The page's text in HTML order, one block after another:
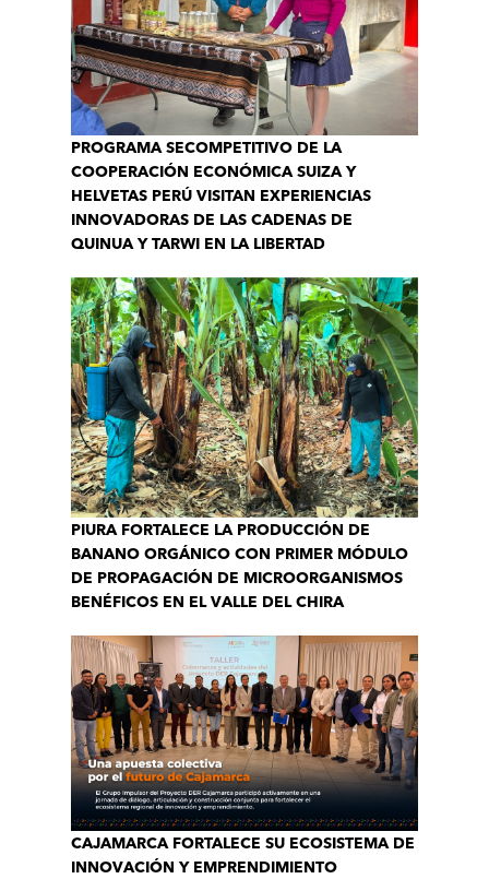
PROGRAMA SECOMPETITIVO DE LA
COOPERACIÓN ECONÓMICA SUIZA Y
HELVETAS PERÚ VISITAN EXPERIENCIAS
INNOVADORAS DE LAS CADENAS DE
QUINUA Y TARWI EN LA LIBERTAD
PIURA FORTALECE LA PRODUCCIÓN DE
BANANO ORGÁNICO CON PRIMER MÓDULO
DE PROPAGACIÓN DE MICROORGANISMOS
BENÉFICOS EN EL VALLE DEL CHIRA
CAJAMARCA FORTALECE SU ECOSISTEMA DE
INNOVACIÓN Y EMPRENDIMIENTO